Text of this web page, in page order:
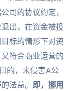
司的协议约定，
出，在资金被投
标的情形下对资
符合商业运营的
的，未侵害A公
法益。 即，挪用